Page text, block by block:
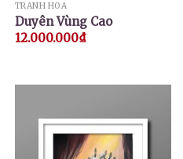
TRANH HOA
Duyên Vùng Cao
12.000.000₫